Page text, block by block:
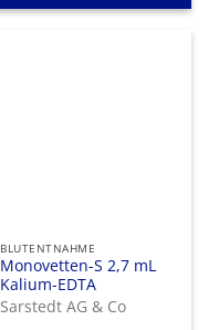
BLUTENTNAHME
Monovetten-S 2,7 mL
Kalium-EDTA
Sarstedt AG & Co